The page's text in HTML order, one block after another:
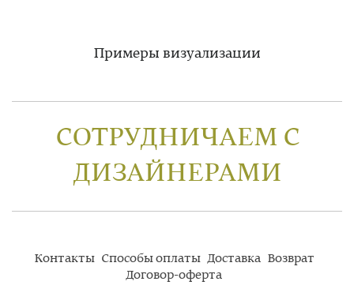
Примеры визуализации
СОТРУДНИЧАЕМ С
ДИЗАЙНЕРАМИ
Контакты Способы оплаты Доставка Возврат
Договор-оферта